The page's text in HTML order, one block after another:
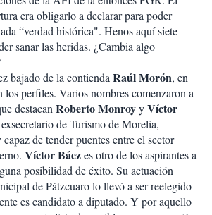
era obligarlo a declarar para poder
“verdad histórica". Henos aquí siete
sanar las heridas. ¿Cambia algo
bajado de la contienda Raúl Morón, en
los perfiles. Varios nombres comenzaron a
destacan Roberto MonroyyVíctor
de Turismo de Morelia,
de tender puentes entre el sector
Víctor Báezes otro de los aspirantes a
posibilidad de éxito. Su actuación
de Pátzcuaro lo llevó a ser reelegido
es candidato a diputado. Y por aquello